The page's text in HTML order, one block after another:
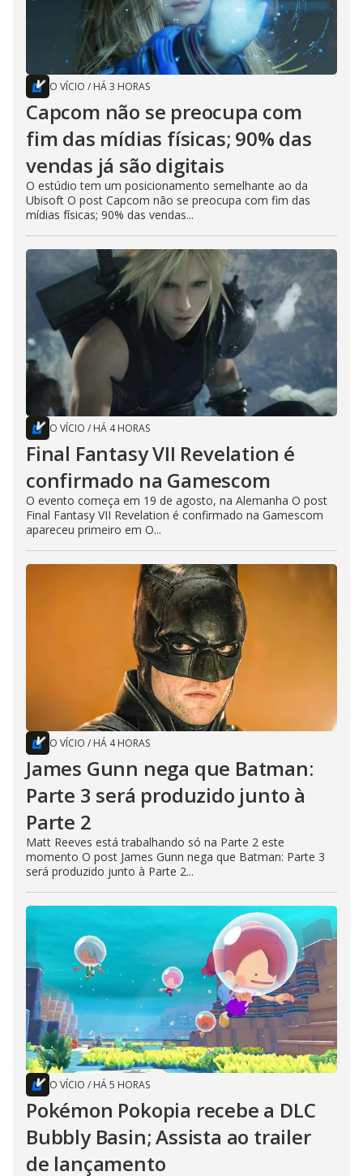
O VÍCIO / HÁ 3 HORAS
Capcom não se preocupa com
fim das mídias físicas; 90% das
vendas já são digitais
O estúdio tem um posicionamento semelhante ao da
Ubisoft O post Capcom não se preocupa com fim das
mídias físicas; 90% das vendas...
O VÍCIO / HÁ 4 HORAS
Final Fantasy VII Revelation é
confirmado na Gamescom
O evento começa em 19 de agosto, na Alemanha O post
Final Fantasy VII Revelation é confirmado na Gamescom
apareceu primeiro em O...
O VÍCIO / HÁ 4 HORAS
James Gunn nega que Batman:
Parte 3 será produzido junto à
Parte 2
Matt Reeves está trabalhando só na Parte 2 este
momento O post James Gunn nega que Batman: Parte 3
será produzido junto à Parte 2...
O VÍCIO / HÁ 5 HORAS
Pokémon Pokopia recebe a DLC
Bubbly Basin; Assista ao trailer
de lançamento